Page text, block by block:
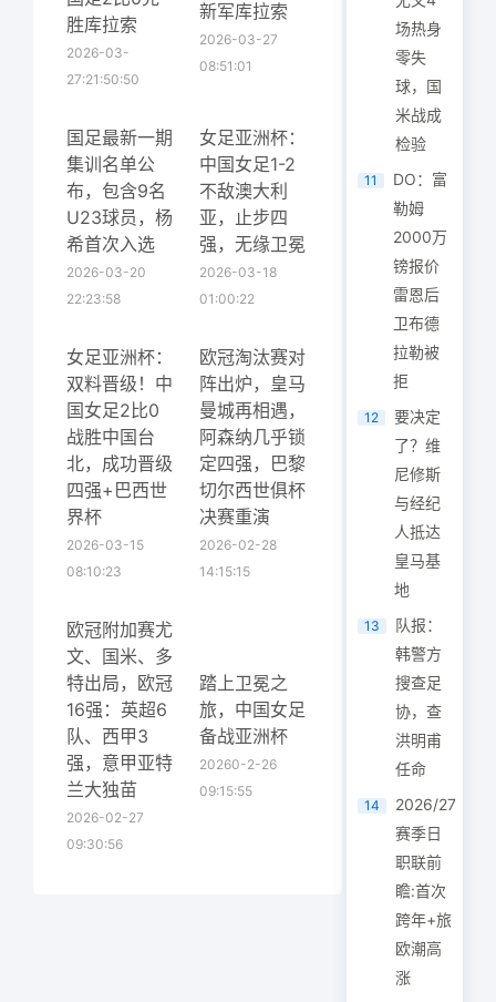
胜库拉索
2026-03-
27:21:50:50
新军库拉索
2026-03-27
08:51:01
国足最新一期
集训名单公
布，包含9名
U23球员，杨
希首次入选
2026-03-20
22:23:58
女足亚洲杯：
中国女足1-2
不敌澳大利
亚，止步四
强，无缘卫冕
2026-03-18
01:00:22
女足亚洲杯：
双料晋级！中
国女足2比0
战胜中国台
北，成功晋级
四强+巴西世
界杯
2026-03-15
08:10:23
欧冠淘汰赛对
阵出炉，皇马
曼城再相遇，
阿森纳几乎锁
定四强，巴黎
切尔西世俱杯
决赛重演
2026-02-28
14:15:15
欧冠附加赛尤
文、国米、多
特出局，欧冠
16强：英超6
队、西甲3
强，意甲亚特
兰大独苗
2026-02-27
09:30:56
踏上卫冕之
旅，中国女足
备战亚洲杯
20260-2-26
09:15:55
场热身
零失
球，国
米战成
检验
11
DO：富
勒姆
2000万
镑报价
雷恩后
卫布德
拉勒被
拒
12
要决定
了？维
尼修斯
与经纪
人抵达
皇马基
地
13
队报：
韩警方
搜查足
协，查
洪明甫
任命
14
2026/27
赛季日
职联前
瞻:首次
跨年+旅
欧潮高
涨